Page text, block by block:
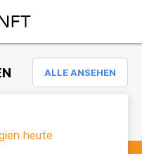
ALLE ANSEHEN
heute